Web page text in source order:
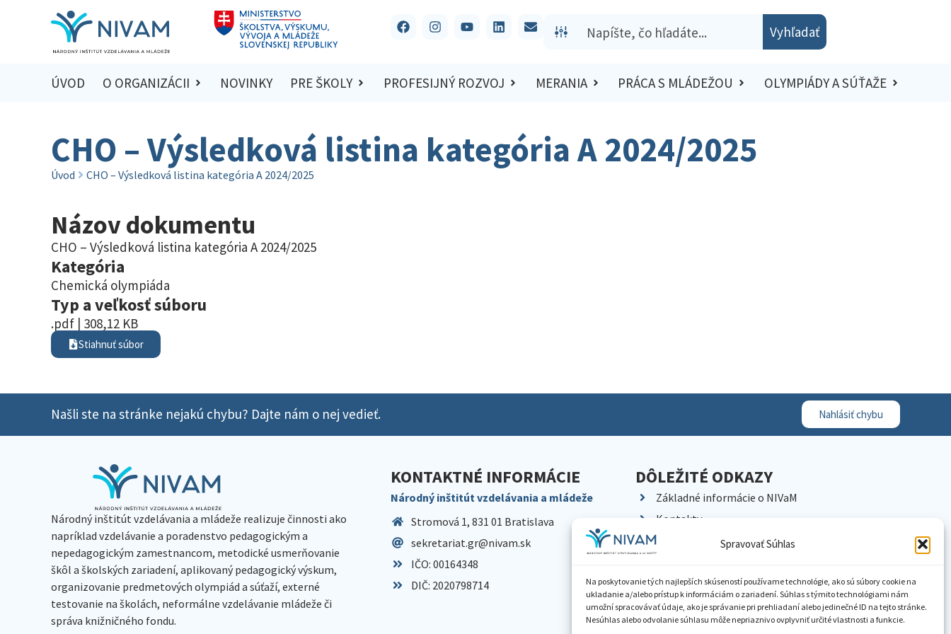
Spravovať Súhlas
Na poskytovanie tých najlepších skúseností používame technológie, ako sú súbory cookie na
ukladanie a/alebo prístup k informáciám o zariadení. Súhlas s týmito technológiami nám
umožní spracovávať údaje, ako je správanie pri prehliadaní alebo jedinečné ID na tejto stránke.
Nesúhlas alebo odvolanie súhlasu môže nepriaznivo ovplyvniť určité vlastnosti a funkcie.
Vyhľadať
ÚVOD O ORGANIZÁCII NOVINKY PRE ŠKOLY PROFESIJNÝ ROZVOJ MERANIA PRÁCA S MLÁDEŽOU OLYMPIÁDY A SÚŤAŽE
CHO – Výsledková listina kategória A 2024/2025
Úvod CHO – Výsledková listina kategória A 2024/2025
Názov dokumentu
CHO – Výsledková listina kategória A 2024/2025
Kategória
Chemická olympiáda
Typ a veľkosť súboru
.pdf | 308,12 KB
Stiahnuť súbor
Našli ste na stránke nejakú chybu? Dajte nám o nej vedieť. Nahlásiť chybu
Národný inštitút vzdelávania a mládeže realizuje činnosti ako
napríklad vzdelávanie a poradenstvo pedagogickým a
nepedagogickým zamestnancom, metodické usmerňovanie
škôl a školských zariadení, aplikovaný pedagogický výskum,
organizovanie predmetových olympiád a súťaží, externé
testovanie na školách, neformálne vzdelávanie mládeže či
správa knižničného fondu.
KONTAKTNÉ INFORMÁCIE
Národný inštitút vzdelávania a mládeže
Stromová 1, 831 01 Bratislava
sekretariat.gr@nivam.sk
IČO: 00164348
DIČ: 2020798714
DÔLEŽITÉ ODKAZY
Základné informácie o NIVaM
Kontakty
Kariéra
Pracoviská NIVaM
Dokumenty inštitúcie
Knižnica